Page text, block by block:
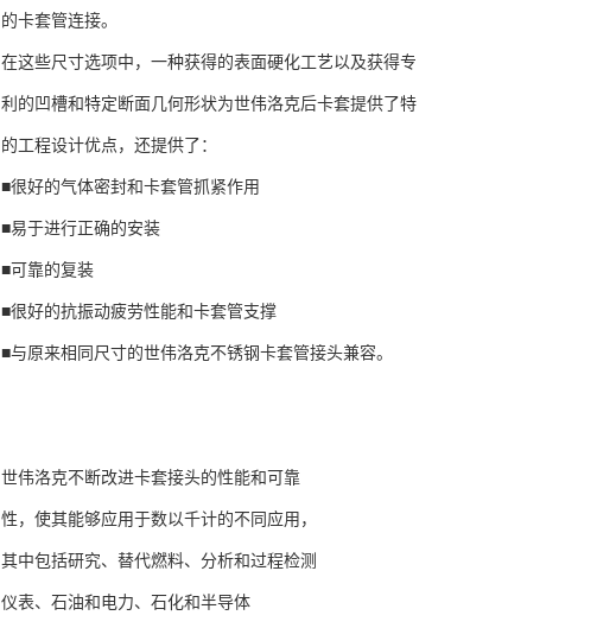
的卡套管连接。
在这些尺寸选项中，一种获得的表面硬化工艺以及获得专
利的凹槽和特定断面几何形状为世伟洛克后卡套提供了特
的工程设计优点，还提供了：
■很好的气体密封和卡套管抓紧作用
■易于进行正确的安装
■可靠的复装
■很好的抗振动疲劳性能和卡套管支撑
■与原来相同尺寸的世伟洛克不锈钢卡套管接头兼容。
世伟洛克不断改进卡套接头的性能和可靠
性，使其能够应用于数以千计的不同应用，
其中包括研究、替代燃料、分析和过程检测
仪表、石油和电力、石化和半导体